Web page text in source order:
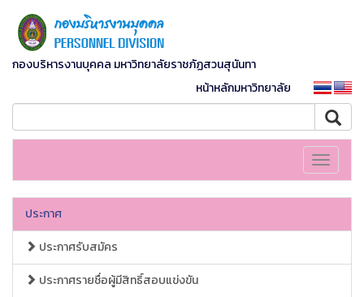
กองบริหารงานบุคคล มหาวิทยาลัยราชภัฏสวนสุนันทา
หน้าหลักมหาวิทยาลัย
Toggle
ประกาศ
ประกาศรับสมัคร
ประกาศรายชื่อผู้มีสิทธิ์สอบแข่งขัน